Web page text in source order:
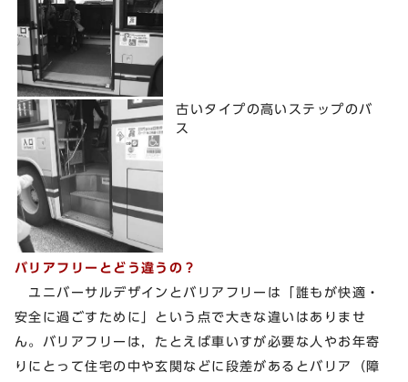
古いタイプの高いステップのバ
ス
バリアフリーとどう違うの？
ユニバーサルデザインとバリアフリーは「誰もが快適・
安全に過ごすために」という点で大きな違いはありませ
ん。バリアフリーは，たとえば車いすが必要な人やお年寄
りにとって住宅の中や玄関などに段差があるとバリア（障